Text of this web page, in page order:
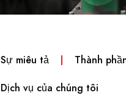
Sự miêu tả Thành
Dịch vụ của chúng tôi